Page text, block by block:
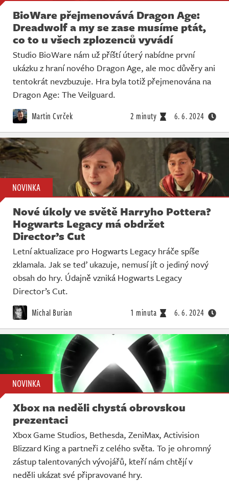
BioWare přejmenovává Dragon Age:
Dreadwolf a my se zase musíme ptát,
co to u všech zplozenců vyvádí
Studio BioWare nám už příští úterý nabídne první
ukázku z hraní nového Dragon Age, ale moc důvěry ani
tentokrát nevzbuzuje. Hra byla totiž přejmenována na
Dragon Age: The Veilguard.
Martin Cvrček 2 minuty 6. 6. 2024
NOVINKA
Nové úkoly ve světě Harryho Pottera?
Hogwarts Legacy má obdržet
Director’s Cut
Letní aktualizace pro Hogwarts Legacy hráče spíše
zklamala. Jak se teď ukazuje, nemusí jít o jediný nový
obsah do hry. Údajně vzniká Hogwarts Legacy
Director’s Cut.
Michal Burian 1 minuta 6. 6. 2024
NOVINKA
Xbox na neděli chystá obrovskou
prezentaci
Xbox Game Studios, Bethesda, ZeniMax, Activision
Blizzard King a partneři z celého světa. To je ohromný
zástup talentovaných vývojářů, kteří nám chtějí v
neděli ukázat své připravované hry.